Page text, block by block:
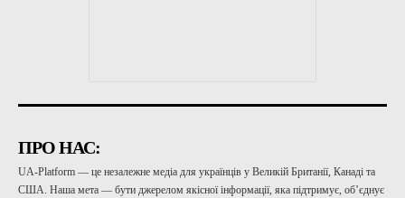
ПРО НАС:
UA-Platform — це незалежне медіа для українців у Великій Британії, Канаді та
США. Наша мета — бути джерелом якісної інформації, яка підтримує, об’єднує